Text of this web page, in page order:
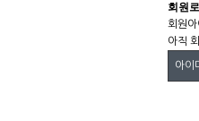
회원
회원
아직
아이